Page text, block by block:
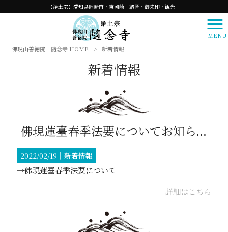
【浄土宗】愛知県岡崎市・東岡崎｜納骨・御朱印・観光
MENU
佛現山善徳院 隨念寺 HOME
> 新着情報
新着情報
佛現蓮臺春季法要についてお知らせします PDF
2022/02/19｜新着情報
→佛現蓮臺春季法要について
詳細はこちら